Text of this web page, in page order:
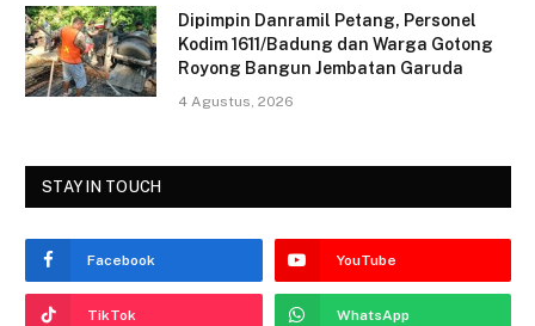
Dipimpin Danramil Petang, Personel
Kodim 1611/Badung dan Warga Gotong
Royong Bangun Jembatan Garuda
4 Agustus, 2026
STAY IN TOUCH
Facebook YouTube
TikTok WhatsApp